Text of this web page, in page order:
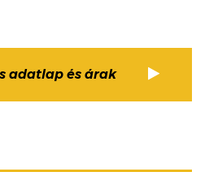
adatlap és árak